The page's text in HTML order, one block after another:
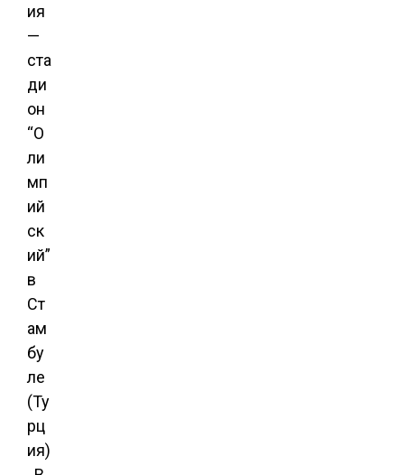
ия
—
ста
ди
он
“О
ли
мп
ий
ск
ий”
в
Ст
ам
бу
ле
(Ту
рц
ия)